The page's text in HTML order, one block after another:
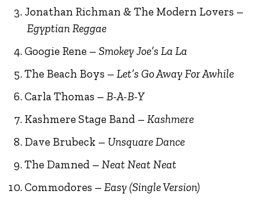
Jonathan Richman & The Modern Lovers –
Egyptian Reggae
Googie Rene – Smokey Joe’s La La
The Beach Boys – Let’s Go Away For Awhile
Carla Thomas – B-A-B-Y
Kashmere Stage Band – Kashmere
Dave Brubeck – Unsquare Dance
The Damned – Neat Neat Neat
Commodores – Easy (Single Version)